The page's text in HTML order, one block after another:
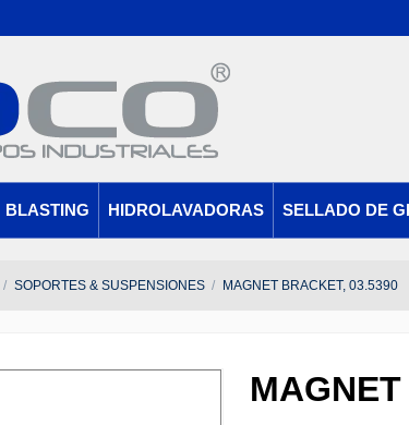
BLASTING HIDROLAVADORAS SELLADO DE
SOPORTES & SUSPENSIONES MAGNET BRACKET, 03.5390